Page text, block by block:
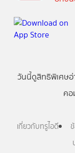
วันนี้ดูสิทธิพิเศษอ่
ค
เกี่ยวกับทรูไอดี